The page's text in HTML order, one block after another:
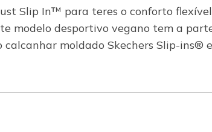
Slip In™ para teres o conforto
modelo desportivo vegano tem a
moldado Skechers Slip-ins®